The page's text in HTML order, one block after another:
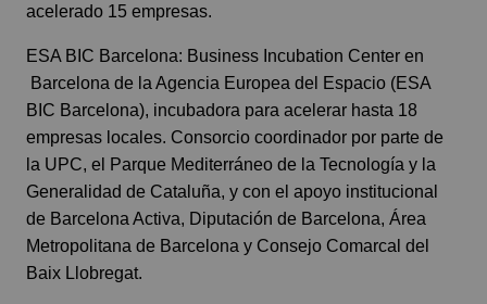
acelerado 15 empresas.
ESA BIC Barcelona: Business Incubation Center en
Barcelona de la Agencia Europea del Espacio (ESA
BIC Barcelona), incubadora para acelerar hasta 18
empresas locales. Consorcio coordinador por parte de
la UPC, el Parque Mediterráneo de la Tecnología y la
Generalidad de Cataluña, y con el apoyo institucional
de Barcelona Activa, Diputación de Barcelona, ​​Área
Metropolitana de Barcelona y Consejo Comarcal del
Baix Llobregat.